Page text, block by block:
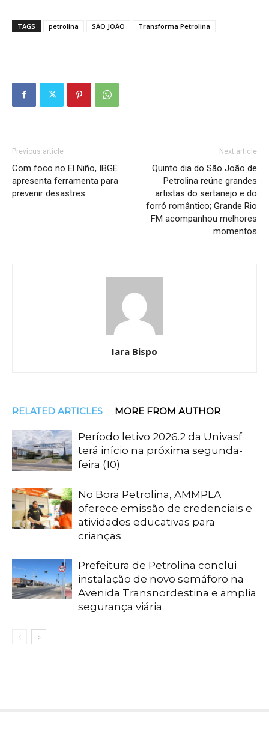
TAGS petrolina SÃO JOÃO Transforma Petrolina
Previous article
Com foco no El Niño, IBGE
apresenta ferramenta para
prevenir desastres
Next article
Quinto dia do São João de
Petrolina reúne grandes
artistas do sertanejo e do
forró romântico; Grande Rio
FM acompanhou melhores
momentos
Iara Bispo
RELATED ARTICLES MORE FROM AUTHOR
Período letivo 2026.2 da Univasf
terá início na próxima segunda-
feira (10)
No Bora Petrolina, AMMPLA
oferece emissão de credenciais e
atividades educativas para
crianças
Prefeitura de Petrolina conclui
instalação de novo semáforo na
Avenida Transnordestina e amplia
segurança viária